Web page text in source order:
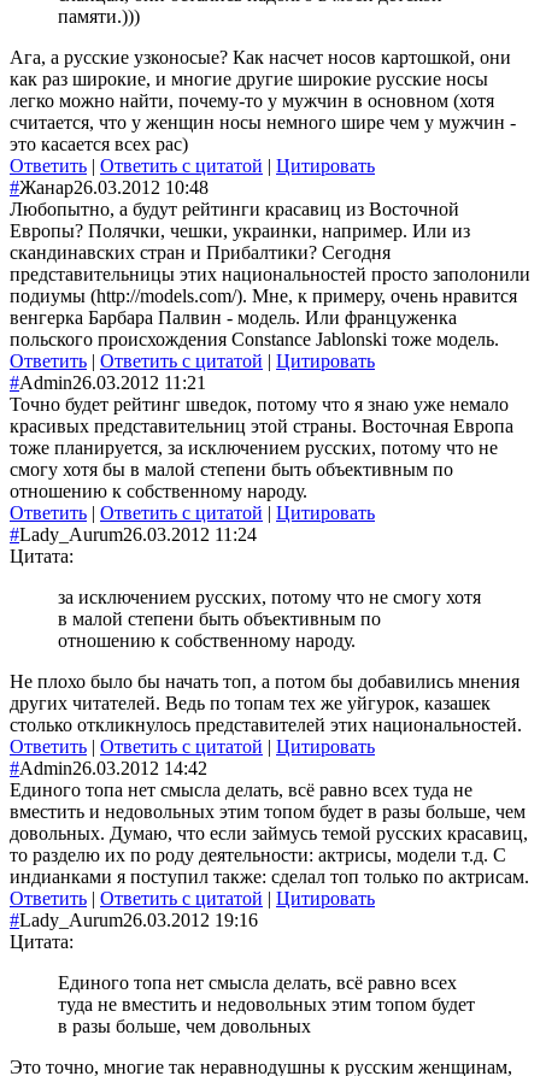
памяти.)))
Ага, а русские узконосые? Как насчет носов картошкой, они
как раз широкие, и многие другие широкие русские носы
легко можно найти, почему-то у мужчин в основном (хотя
считается, что у женщин носы немного шире чем у мужчин -
это касается всех рас)
Ответить | Ответить с цитатой | Цитировать
#Жанар26.03.2012 10:48
Любопытно, а будут рейтинги красавиц из Восточной
Европы? Полячки, чешки, украинки, например. Или из
скандинавских стран и Прибалтики? Сегодня
представительницы этих национальностей просто заполонили
подиумы (http://models.com/). Мне, к примеру, очень нравится
венгерка Барбара Палвин - модель. Или француженка
польского происхождения Constance Jablonski тоже модель.
Ответить | Ответить с цитатой | Цитировать
#Admin26.03.2012 11:21
Точно будет рейтинг шведок, потому что я знаю уже немало
красивых представительниц этой страны. Восточная Европа
тоже планируется, за исключением русских, потому что не
смогу хотя бы в малой степени быть объективным по
отношению к собственному народу.
Ответить | Ответить с цитатой | Цитировать
#Lady_Aurum26.03.2012 11:24
Цитата:
за исключением русских, потому что не смогу хотя
в малой степени быть объективным по
отношению к собственному народу.
Не плохо было бы начать топ, а потом бы добавились мнения
других читателей. Ведь по топам тех же уйгурок, казашек
столько откликнулось представителей этих национальностей.
Ответить | Ответить с цитатой | Цитировать
#Admin26.03.2012 14:42
Единого топа нет смысла делать, всё равно всех туда не
вместить и недовольных этим топом будет в разы больше, чем
довольных. Думаю, что если займусь темой русских красавиц,
то разделю их по роду деятельности: актрисы, модели т.д. С
индианками я поступил также: сделал топ только по актрисам.
Ответить | Ответить с цитатой | Цитировать
#Lady_Aurum26.03.2012 19:16
Цитата:
Единого топа нет смысла делать, всё равно всех
туда не вместить и недовольных этим топом будет
в разы больше, чем довольных
Это точно, многие так неравнодушны к русским женщинам,